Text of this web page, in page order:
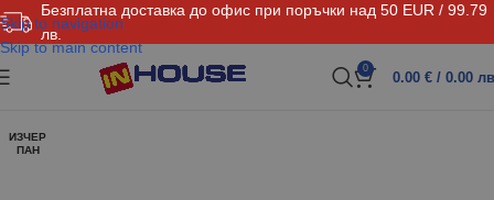
Безплатна доставка до офис при поръчки над 50 EUR / 99.79
лв.
Skip to navigation
Skip to main content
0
0.00 € / 0.00
ИЗЧЕР
ПАН